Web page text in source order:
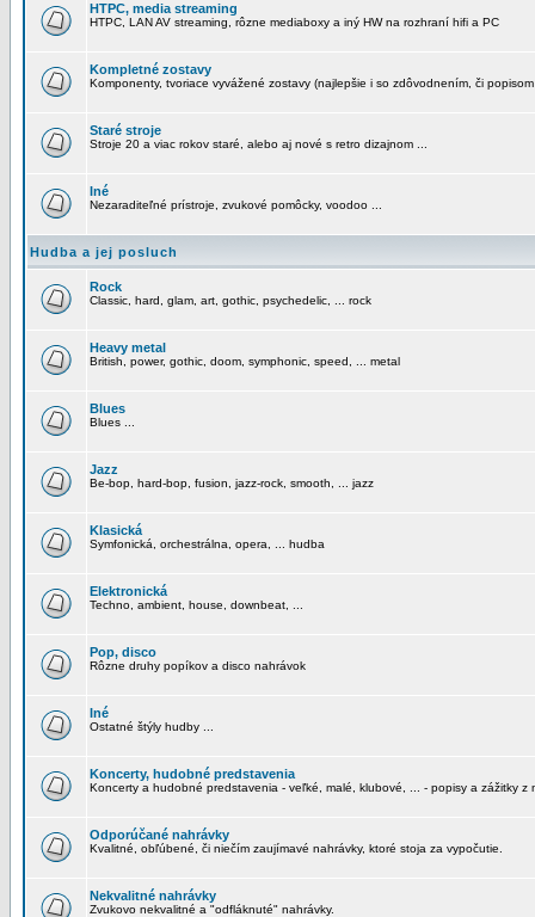
HTPC, media streaming
HTPC, LAN AV streaming, rôzne mediaboxy a iný HW na rozhraní hifi a PC
Kompletné zostavy
Komponenty, tvoriace vyvážené zostavy (najlepšie i so zdôvodnením, či
Staré stroje
Stroje 20 a viac rokov staré, alebo aj nové s retro dizajnom ...
Iné
Nezaraditeľné prístroje, zvukové pomôcky, voodoo ...
Hudba a jej posluch
Rock
Classic, hard, glam, art, gothic, psychedelic, ... rock
Heavy metal
British, power, gothic, doom, symphonic, speed, ... metal
Blues
Blues ...
Jazz
Be-bop, hard-bop, fusion, jazz-rock, smooth, ... jazz
Klasická
Symfonická, orchestrálna, opera, ... hudba
Elektronická
Techno, ambient, house, downbeat, ...
Pop, disco
Rôzne druhy popíkov a disco nahrávok
Iné
Ostatné štýly hudby ...
Koncerty, hudobné predstavenia
Koncerty a hudobné predstavenia - veľké, malé, klubové, ... - popisy a zážitky z
Odporúčané nahrávky
Kvalitné, obľúbené, či niečím zaujímavé nahrávky, ktoré stoja za vypočutie.
Nekvalitné nahrávky
Zvukovo nekvalitné a "odfláknuté" nahrávky.